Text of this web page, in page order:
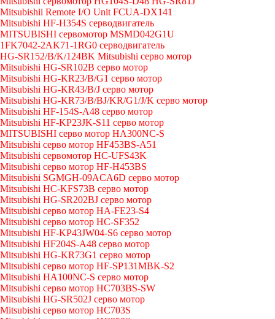
Mitsubishii Remote I/O Unit FCUA-DX141
Mitsubishi HF-H354S серводвигатель
MITSUBISHI сервомотор MSMD042G1U
1FK7042-2AK71-1RG0 серводвигатель
HG-SR152/B/K/124BK Mitsubishi серво мотор
Mitsubishi HG-SR102B серво мотор
Mitsubishi HG-KR23/B/G1 серво мотор
Mitsubishi HG-KR43/B/J серво мотор
Mitsubishi HG-KR73/B/BJ/KR/G1/J/K серво мотор
Mitsubishi HF-154S-A48 серво мотор
Mitsubishi HF-KP23JK-S11 серво мотор
MITSUBISHI серво мотор HA300NC-S
Mitsubishi серво мотор HF453BS-A51
Mitsubishi сервомотор HC-UFS43K
Mitsubishi серво мотор HF-H453BS
Mitsubishi SGMGH-09ACA6D серво мотор
Mitsubishi HC-KFS73B серво мотор
Mitsubishi HG-SR202BJ серво мотор
Mitsubishi серво мотор HA-FE23-S4
Mitsubishi серво мотор HC-SF352
Mitsubishi HF-KP43JW04-S6 серво мотор
Mitsubishi HF204S-A48 серво мотор
Mitsubishi HG-KR73G1 серво мотор
Mitsubishi серво мотор HF-SP131MBK-S2
Mitsubishi HA100NC-S серво мотор
Mitsubishi серво мотор HC703BS-SW
Mitsubishi HG-SR502J серво мотор
Mitsubishi серво мотор HC703S